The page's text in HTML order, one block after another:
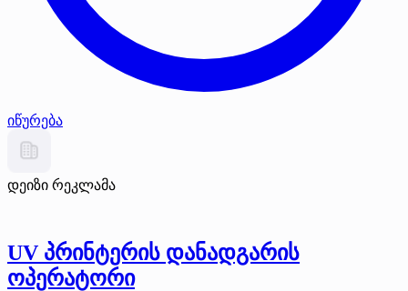
იწურება
დეიზი რეკლამა
UV პრინტერის დანადგარის
ოპერატორი